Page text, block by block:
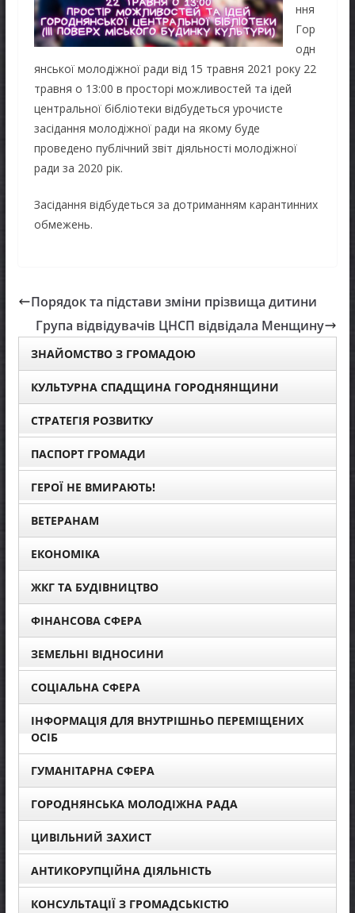
ння
Гор
одн
янської молодіжної ради від 15 травня 2021 року 22
травня о 13:00 в просторі можливостей та ідей
центральної бібліотеки відбудеться урочисте
засідання молодіжної ради на якому буде
проведено публічний звіт діяльності молодіжної
ради за 2020 рік.
Засідання відбудеться за дотриманням карантинних
обмежень.
Порядок та підстави зміни прізвища дитини
Група відвідувачів ЦНСП відвідала Менщину
ЗНАЙОМСТВО З ГРОМАДОЮ
КУЛЬТУРНА СПАДЩИНА ГОРОДНЯНЩИНИ
СТРАТЕГІЯ РОЗВИТКУ
ПАСПОРТ ГРОМАДИ
ГЕРОЇ НЕ ВМИРАЮТЬ!
ВЕТЕРАНАМ
ЕКОНОМІКА
ЖКГ ТА БУДІВНИЦТВО
ФІНАНСОВА СФЕРА
ЗЕМЕЛЬНІ ВІДНОСИНИ
СОЦІАЛЬНА СФЕРА
ІНФОРМАЦІЯ ДЛЯ ВНУТРІШНЬО ПЕРЕМІЩЕНИХ
ОСІБ
ГУМАНІТАРНА СФЕРА
ГОРОДНЯНСЬКА МОЛОДІЖНА РАДА
ЦИВІЛЬНИЙ ЗАХИСТ
АНТИКОРУПЦІЙНА ДІЯЛЬНІСТЬ
КОНСУЛЬТАЦІЇ З ГРОМАДСЬКІСТЮ